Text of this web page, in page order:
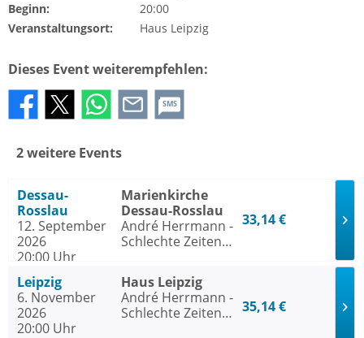
Beginn:
20:00
Veranstaltungsort:
Haus Leipzig
Dieses Event weiterempfehlen:
SMS
2 weitere Events
Dessau-
Rosslau
12. September
2026
20:00 Uhr
Marienkirche
Dessau-Rosslau
André Herrmann -
Schlechte Zeiten
33,14 €
Leipzig
6. November
2026
20:00 Uhr
Haus Leipzig
André Herrmann -
Schlechte Zeiten
35,14 €